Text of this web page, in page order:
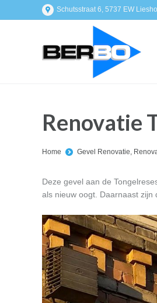
Schutsstraat 6, 5737 EW
Renovatie
You are here:
Home Gevel Renovatie,
Deze gevel aan de
als nieuw oogt. Daarnaast